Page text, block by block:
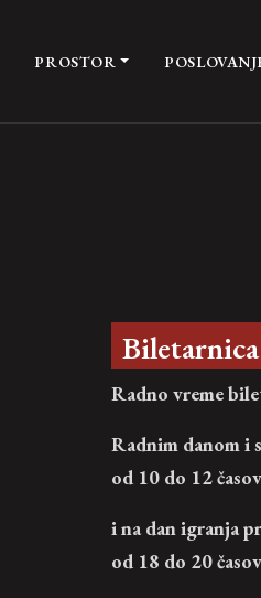
PROSTOR
Biletarnica
Radno vreme
Radnim danom i
od 10 do 12
i na dan igranja
od 18 do 20